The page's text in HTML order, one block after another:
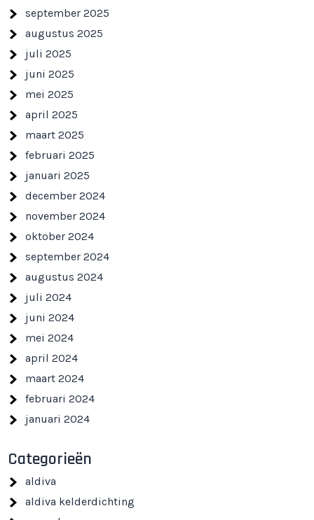
september 2025
augustus 2025
juli 2025
juni 2025
mei 2025
april 2025
maart 2025
februari 2025
januari 2025
december 2024
november 2024
oktober 2024
september 2024
augustus 2024
juli 2024
juni 2024
mei 2024
april 2024
maart 2024
februari 2024
januari 2024
Categorieën
aldiva
aldiva kelderdichting